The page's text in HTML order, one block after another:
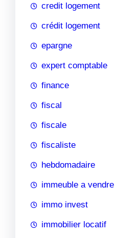
credit logement
crédit logement
epargne
expert comptable
finance
fiscal
fiscale
fiscaliste
hebdomadaire
immeuble a vendre
immo invest
immobilier locatif